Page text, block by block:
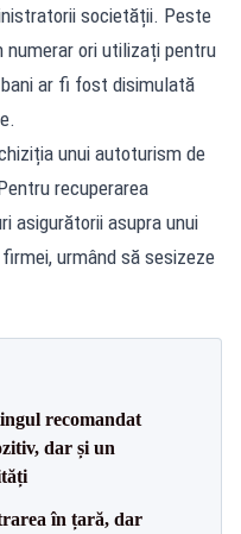
societății. Peste
ori utilizați pentru
ar fi fost disimulată
unui autoturism de
recuperarea
asigurătorii asupra unui
urmând să sesizeze
recomandat
dar și un
în țară, dar